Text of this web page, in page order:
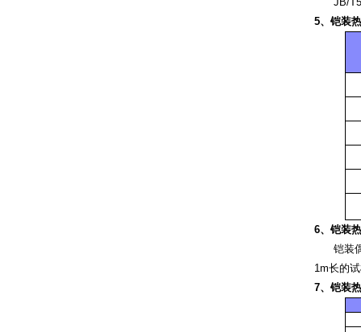
5、铠装
6、铠装
铠装偶
1m长的
7、铠装